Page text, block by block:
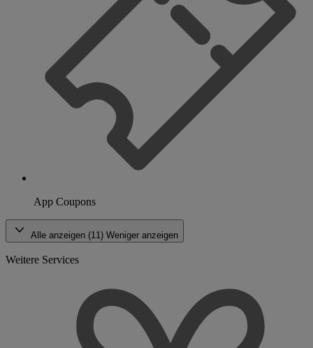
App Coupons
Alle anzeigen (11) Weniger anzeigen
Weitere Services